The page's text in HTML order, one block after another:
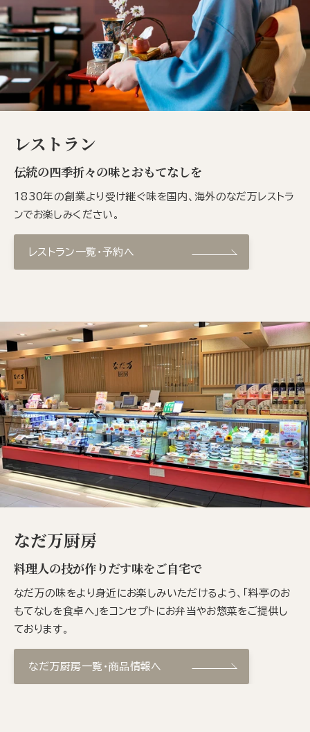
レストラン
伝統の四季折々の味とおもてなしを
1830年の創業より受け継ぐ味を国内、海外のなだ万レストラ
ンでお楽しみください。
レストラン一覧・予約へ
なだ万厨房
料理人の技が作りだす味をご自宅で
なだ万の味をより身近にお楽しみいただけるよう、「料亭のお
もてなしを食卓へ」をコンセプトにお弁当やお惣菜をご提供し
ております。
なだ万厨房一覧・商品情報へ